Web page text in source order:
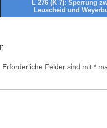
L 276 (K 7): Sperrung
Leuscheid und
Erforderliche Felder sind mit *